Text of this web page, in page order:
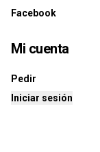
Facebook
Mi cuenta
Pedir
Iniciar sesión